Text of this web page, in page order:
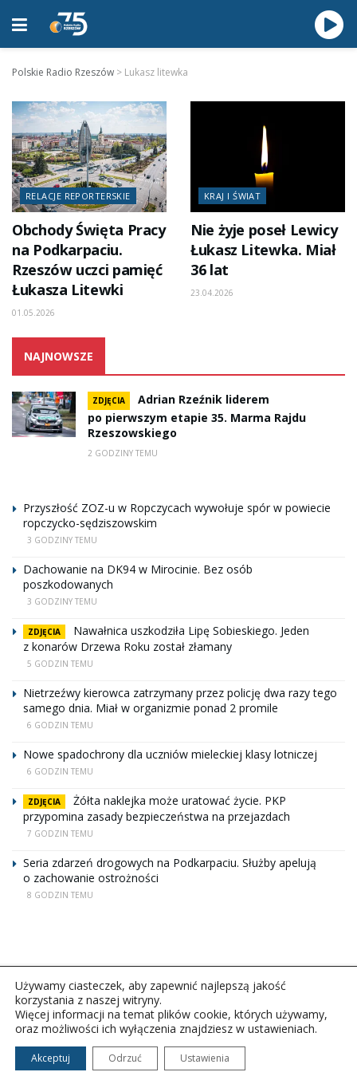
Polskie Radio Rzeszów > Lukasz litewka
RELACJE REPORTERSKIE
Obchody Święta Pracy
na Podkarpaciu.
Rzeszów uczci pamięć
Łukasza Litewki
01.05.2026
KRAJ I ŚWIAT
Nie żyje poseł Lewicy
Łukasz Litewka. Miał
36 lat
23.04.2026
NAJNOWSZE
ZDJĘCIA
Adrian Rzeźnik liderem
po pierwszym etapie 35. Marma Rajdu
Rzeszowskiego
2 GODZINY TEMU
Przyszłość ZOZ-u w Ropczycach wywołuje spór w powiecie
ropczycko-sędziszowskim
3 GODZINY TEMU
Dachowanie na DK94 w Mirocinie. Bez osób
poszkodowanych
3 GODZINY TEMU
ZDJĘCIA
Nawałnica uszkodziła Lipę Sobieskiego. Jeden
z konarów Drzewa Roku został złamany
5 GODZIN TEMU
Nietrzeźwy kierowca zatrzymany przez policję dwa razy tego
samego dnia. Miał w organizmie ponad 2 promile
6 GODZIN TEMU
Nowe spadochrony dla uczniów mieleckiej klasy lotniczej
6 GODZIN TEMU
ZDJĘCIA
Żółta naklejka może uratować życie. PKP
przypomina zasady bezpieczeństwa na przejazdach
7 GODZIN TEMU
Seria zdarzeń drogowych na Podkarpaciu. Służby apelują
o zachowanie ostrożności
8 GODZIN TEMU
Copyright © 2026Polskie Radio Rzeszów S.A. w likwidacj.
Wszelkie prawa zastrzeżone.
Używamy ciasteczek, aby zapewnić najlepszą jakość
korzystania z naszej witryny.
Więcej informacji na temat plików cookie, których używamy,
oraz możliwości ich wyłączenia znajdziesz w ustawieniach.
Akceptuj Odrzuć Ustawienia